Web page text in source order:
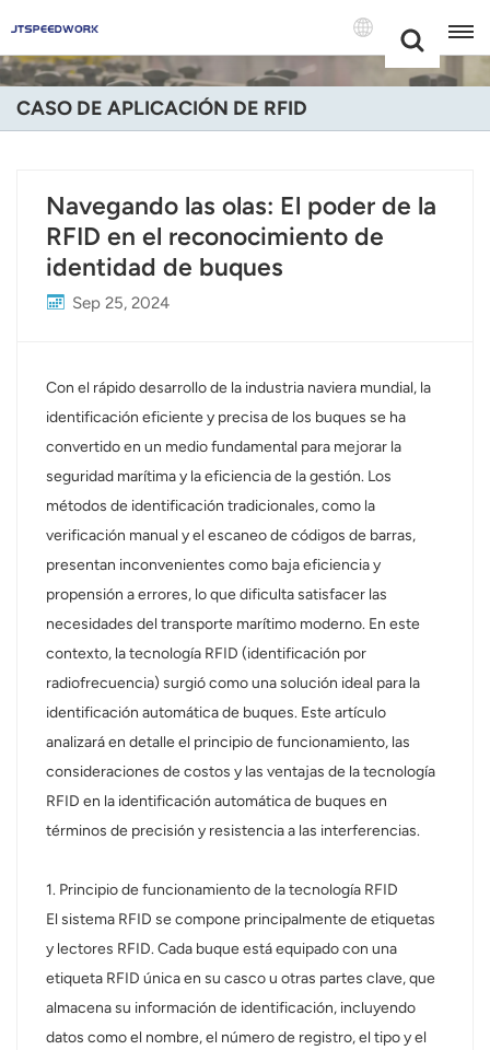
+86 -18681515767
English
Deutsch
Русский
Español
Português
Nederland
عربي
日语
한국어
Ελληνικά
Melayu
Polski
Tiếng Việt
Indonesia
norsk
CASO DE APLICACIÓN DE RFID
Navegando las olas: El poder de la
RFID en el reconocimiento de
identidad de buques
Sep 25, 2024
Con el rápido desarrollo de la industria naviera mundial, la
identificación eficiente y precisa de los buques se ha
convertido en un medio fundamental para mejorar la
seguridad marítima y la eficiencia de la gestión. Los
métodos de identificación tradicionales, como la
verificación manual y el escaneo de códigos de barras,
presentan inconvenientes como baja eficiencia y
propensión a errores, lo que dificulta satisfacer las
necesidades del transporte marítimo moderno. En este
contexto, la tecnología RFID (identificación por
radiofrecuencia) surgió como una solución ideal para la
identificación automática de buques. Este artículo
analizará en detalle el principio de funcionamiento, las
consideraciones de costos y las ventajas de la tecnología
RFID en la identificación automática de buques en
términos de precisión y resistencia a las interferencias.
1. Principio de funcionamiento de la tecnología RFID
El sistema RFID se compone principalmente de etiquetas
y lectores RFID. Cada buque está equipado con una
etiqueta RFID única en su casco u otras partes clave, que
almacena su información de identificación, incluyendo
datos como el nombre, el número de registro, el tipo y el